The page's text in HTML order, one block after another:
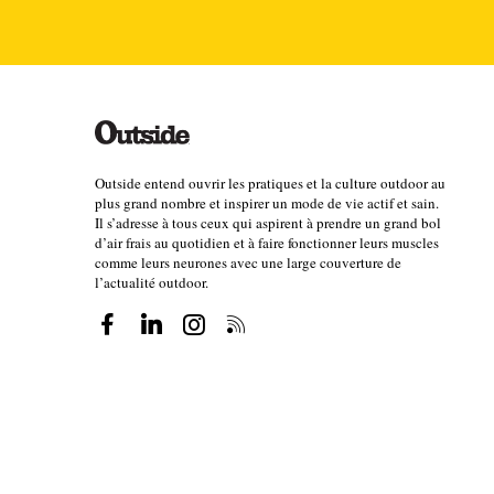
restaurants et services. Tandis qu'au cœur des
être proposée pour se rendre d'un endroit à l'autre.
Les ascenseurs valléens ne sont toutefois pas
leur raison d’être, n’est pas des plus faciles à
départ et les infrastructures d'accès à cette gare
directeur du département de géographie et
d'autoroute [voire même dès la sortie de la gare
en station, cela peut être efficace. Cela demande
parkings suffisants. Le funiculaire des Arcs est
où 16
par câble ou par train, certaines ont même
Outside entend ouvrir les pratiques et la culture outdoor au
plus grand nombre et inspirer un mode de vie actif et sain.
Il s’adresse à tous ceux qui aspirent à prendre un grand bol
d’air frais au quotidien et à faire fonctionner leurs muscles
comme leurs neurones avec une large couverture de
l’actualité outdoor.